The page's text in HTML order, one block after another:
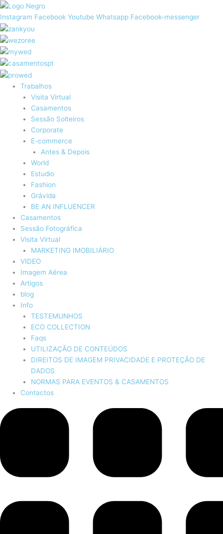
Skip
to
content
Instagram Facebook Youtube Whatsapp Facebook-messenger
Trabalhos
Visita Virtual
Casamentos
Sessão Solteiros
Corporate
E-commerce
Antes & Depois
World
Estudio
Fashion
Grávida
BE AN INFLUENCER
Casamentos
Sessão Fotográfica
Visita Virtual
MARKETING IMOBILIÁRIO
VIDEO
Imagem Aérea
Artigos
blog
Info
TESTEMUNHOS
ECO COLLECTION
Faqs
UTILIZAÇÃO DE CONTEÚDOS
DIREITOS DE IMAGEM PRIVACIDADE E PROTEÇÃO DE
DADOS
NORMAS PARA EVENTOS & CASAMENTOS
Contactos